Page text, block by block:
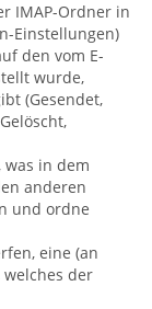
IMAP-Ordner in
Einstellungen)
den vom E-
wurde,
(Gesendet,
in dem
anderen
und ordne
eine (an
der